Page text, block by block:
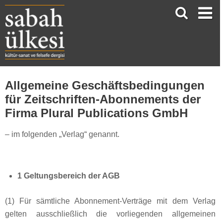
Allgemeine Geschäftsbedingungen
für Zeitschriften-Abonnements der
Firma Plural Publications GmbH
– im folgenden „Verlag“ genannt.
1 Geltungsbereich der AGB
(1) Für sämtliche Abonnement-Verträge mit dem Verlag
gelten ausschließlich die vorliegenden allgemeinen